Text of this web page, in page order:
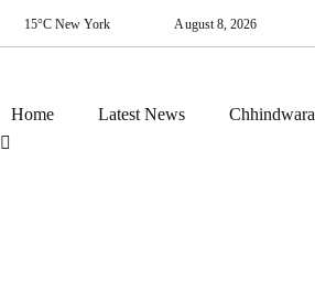
15°C New York August 8, 2026
Home Latest News Chhindwara